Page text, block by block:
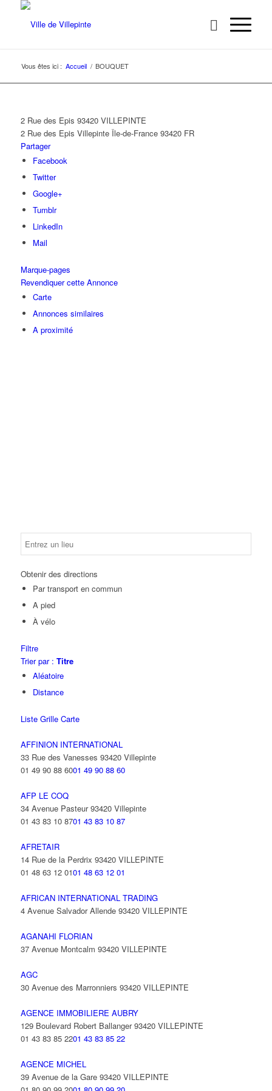
Vous êtes ici : Accueil / BOUQUET
2 Rue des Epis 93420 VILLEPINTE
2 Rue des Epis Villepinte Île-de-France 93420 FR
Partager
Facebook
Twitter
Google+
Tumblr
LinkedIn
Mail
Marque-pages
Revendiquer cette Annonce
Carte
Annonces similaires
A proximité
Obtenir des directions
Par transport en commun
A pied
À vélo
Filtre
Trier par : Titre
Aléatoire
Distance
Liste Grille Carte
AFFINION INTERNATIONAL
33 Rue des Vanesses 93420 Villepinte
01 49 90 88 6001 49 90 88 60
AFP LE COQ
34 Avenue Pasteur 93420 Villepinte
01 43 83 10 8701 43 83 10 87
AFRETAIR
14 Rue de la Perdrix 93420 VILLEPINTE
01 48 63 12 0101 48 63 12 01
AFRICAN INTERNATIONAL TRADING
4 Avenue Salvador Allende 93420 VILLEPINTE
AGANAHI FLORIAN
37 Avenue Montcalm 93420 VILLEPINTE
AGC
30 Avenue des Marronniers 93420 VILLEPINTE
AGENCE IMMOBILIERE AUBRY
129 Boulevard Robert Ballanger 93420 VILLEPINTE
01 43 83 85 2201 43 83 85 22
AGENCE MICHEL
39 Avenue de la Gare 93420 VILLEPINTE